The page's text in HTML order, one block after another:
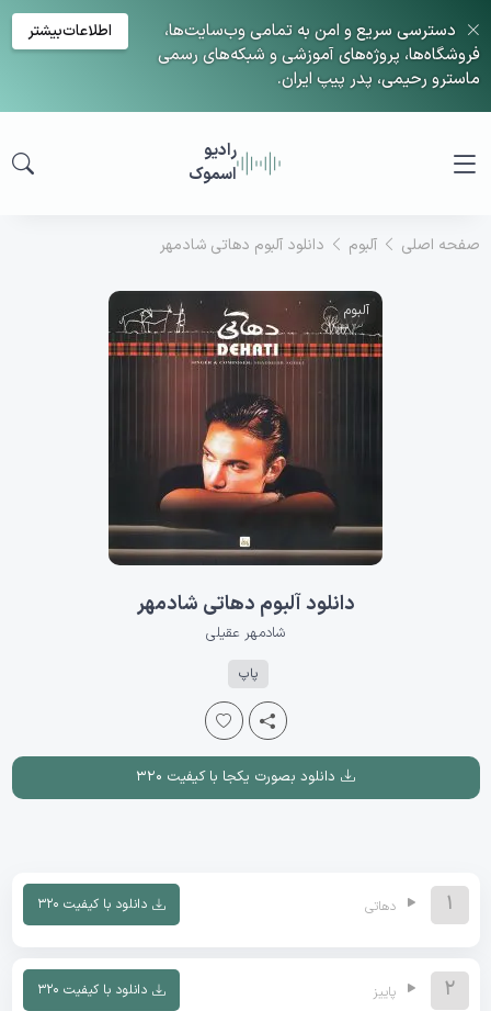
دسترسی سریع و امن به تمامی وب‌سایت‌ها،
فروشگاه‌ها، پروژه‌های آموزشی و شبکه‌های رسمی
ماسترو رحیمی، پدر پیپ ایران.
اطلاعات‌بیشتر
رادیو
اسموک
صفحه اصلی آلبوم دانلود آلبوم دهاتی شادمهر
آلبوم
دانلود آلبوم دهاتی شادمهر
شادمهر عقیلی
پاپ
دانلود بصورت یکجا با کیفیت ۳۲۰
1 دهاتی دانلود با کیفیت ۳۲۰
2 پاییز دانلود با کیفیت ۳۲۰